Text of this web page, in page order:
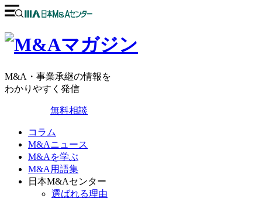
M&A・事業承継の情報を
わかりやすく発信
無料相談
コラム
M&Aニュース
M&Aを学ぶ
M&A用語集
日本M&Aセンター
選ばれる理由